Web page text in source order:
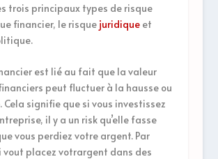
trois principaux types de risque
financier, le risque juridiqueet
est lié au fait que la valeur
peut fluctuer à la hausse ou
Cela signifie que si vous investissez
il y a un risk qu’elle fasse
vous perdiez votre argent. Par
vout placez votrargent dans des